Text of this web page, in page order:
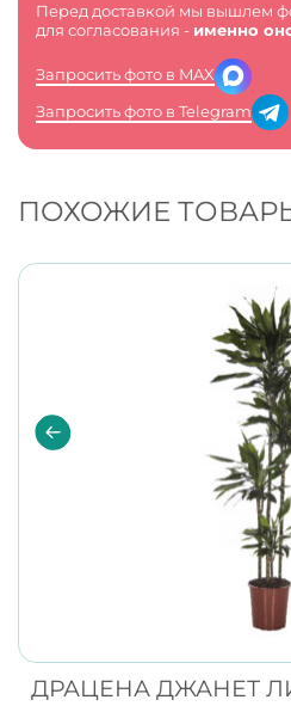
Перед доставкой мы вышлем
для согласования - именно
Запросить фото в MAX
Запросить фото в Telegram
ПОХОЖИЕ
ДРАЦЕНА ДЖАНЕТ